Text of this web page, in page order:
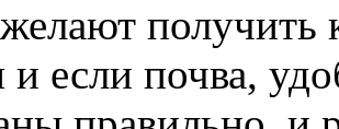
получить
и если почва,